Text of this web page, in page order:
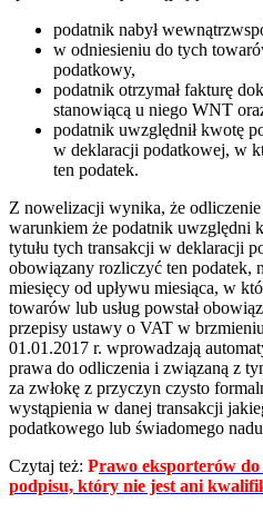
podatnik nabył
w odniesieniu do tych
podatkowy,
podatnik otrzymał fakturę
stanowiącą u niego WNT
podatnik uwzględnił kwotę
w deklaracji podatkowej, w
ten podatek.
Z nowelizacji wynika, że
warunkiem że podatnik uwzględni
tytułu tych transakcji w deklaracji
obowiązany rozliczyć ten podatek,
miesięcy od upływu miesiąca, w
towarów lub usług powstał
przepisy ustawy o VAT w
01.01.2017 r. wprowadzają
prawa do odliczenia i związaną z
za zwłokę z przyczyn czysto
wystąpienia w danej transakcji
podatkowego lub świadomego
Czytaj też: Prawo eksporterów
podpisu, który nie jest ani